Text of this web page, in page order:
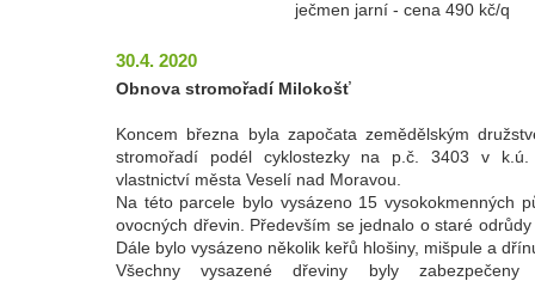
ječmen jarní - cena 490 kč/q
30.4. 2020
Obnova stromořadí Milokošť
Koncem března byla započata zemědělským
stromořadí podél cyklostezky na p.č. 3403 v
vlastnictví města Veselí nad Moravou.
Na této parcele bylo vysázeno 15 vysokokmenných
ovocných dřevin. Především se jednalo o staré
Dále bylo vysázeno několik keřů hlošiny, mišpule a
Všechny vysazené dřeviny byly zabezpečeny